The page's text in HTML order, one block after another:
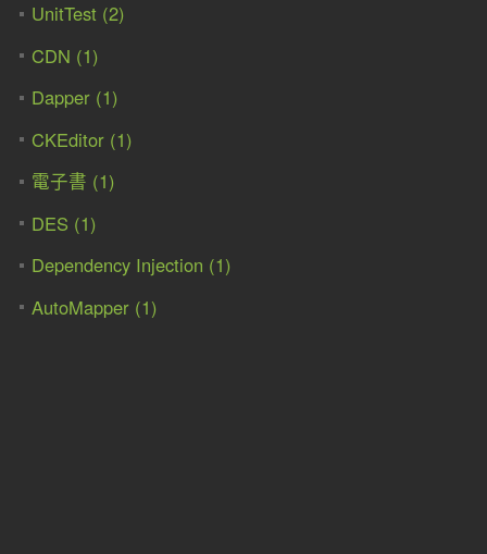
UnitTest (2)
CDN (1)
Dapper (1)
CKEditor (1)
電子書 (1)
DES (1)
Dependency Injection (1)
AutoMapper (1)